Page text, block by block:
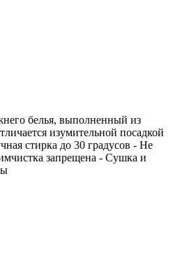
белья, выполненный из
изумительной посадкой
стирка до 30 градусов - Не
запрещена - Сушка и